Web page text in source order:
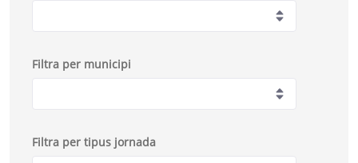
Filtra per municipi
Filtra per tipus jornada